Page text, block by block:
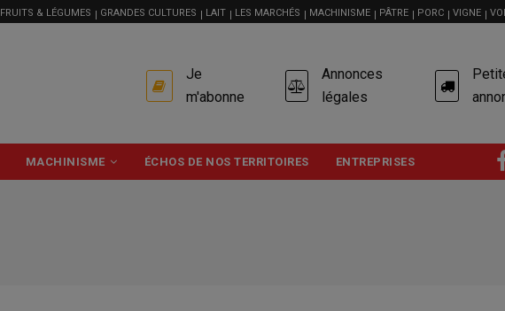
FRUITS & LÉGUMES GRANDES CULTURES LAIT LES MARCHÉS MACHINISME PÂTRE PORC VIGNE
USER
ACCOUNT
MENU
Je
m'abonne
Annonces
légales
MACHINISME ÉCHOS DE NOS TERRITOIRES ENTREPRISES